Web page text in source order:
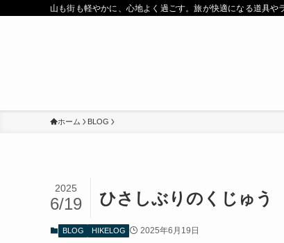
山も街も軽やかに、心地よく過ごす。旅が快適になる道具や
ホーム BLOG
ひさしぶりのくじゅう
2025
6/19
BLOG HIKELOG 2025年6月19日